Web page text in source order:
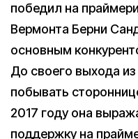
победил на
Вермонта Берни
основным
До своего выхода
побывать
2017 году она
поддержку на